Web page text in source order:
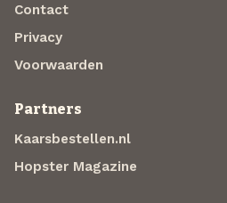
Contact
Privacy
Voorwaarden
Partners
Kaarsbestellen.nl
Hopster Magazine